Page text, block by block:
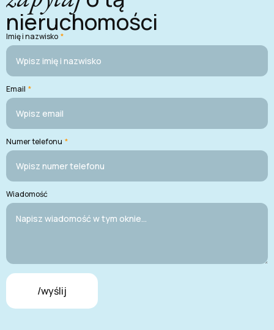
nieruchomości
Imię i nazwisko *
Email *
Numer telefonu *
Wiadomość
/wyślij